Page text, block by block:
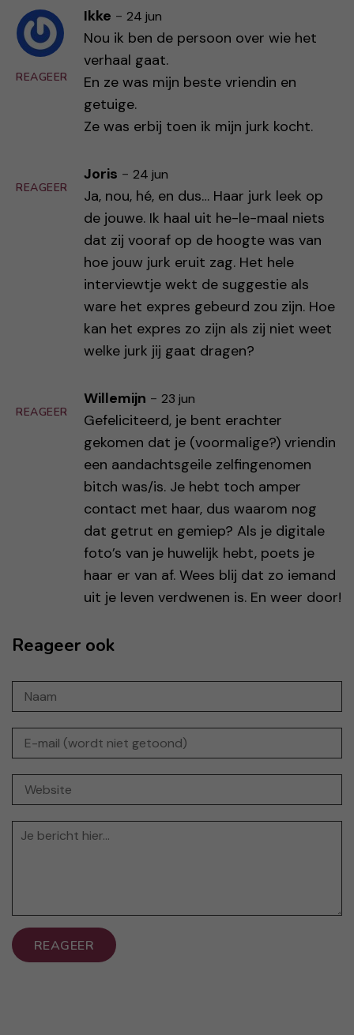
REAGEER
Ikke - 24 jun
Nou ik ben de persoon over wie het
verhaal gaat.
En ze was mijn beste vriendin en
getuige.
Ze was erbij toen ik mijn jurk kocht.
REAGEER
Joris - 24 jun
Ja, nou, hé, en dus… Haar jurk leek op
de jouwe. Ik haal uit he-le-maal niets
dat zij vooraf op de hoogte was van
hoe jouw jurk eruit zag. Het hele
interviewtje wekt de suggestie als
ware het expres gebeurd zou zijn. Hoe
kan het expres zo zijn als zij niet weet
welke jurk jij gaat dragen?
REAGEER
Willemijn - 23 jun
Gefeliciteerd, je bent erachter
gekomen dat je (voormalige?) vriendin
een aandachtsgeile zelfingenomen
bitch was/is. Je hebt toch amper
contact met haar, dus waarom nog
dat getrut en gemiep? Als je digitale
foto’s van je huwelijk hebt, poets je
haar er van af. Wees blij dat zo iemand
uit je leven verdwenen is. En weer door!
Reageer ook
REAGEER